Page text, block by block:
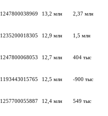
1247800038969 13,2 млн 2,37 млн
1235200018305 12,9 млн 1,5 млн
1247800068053 12,7 млн 404 тыс
1193443015765 12,5 млн -900 тыс
1257700055887 12,4 млн 549 тыс